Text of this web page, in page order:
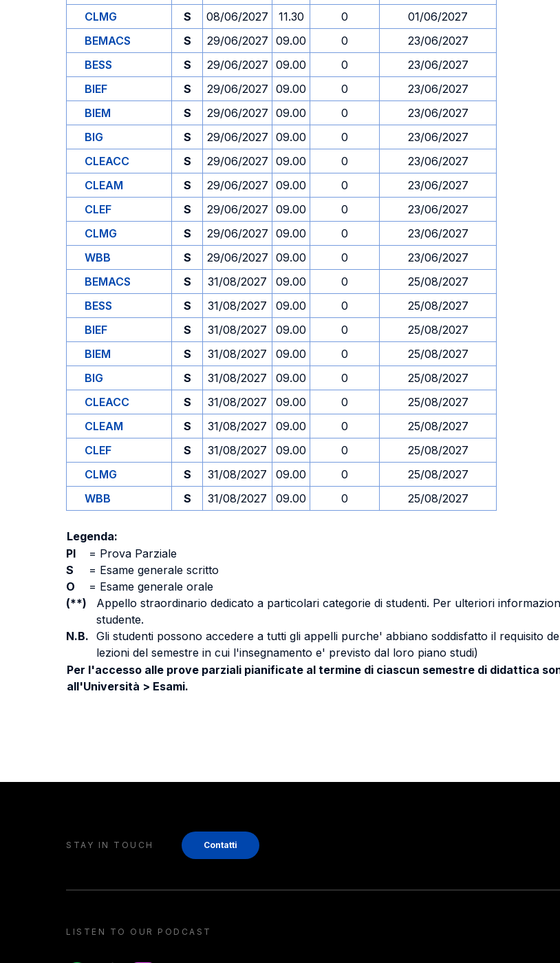
CLMG
S 08/06/2027 11.30 0
01/06/2027
BEMACS
S 29/06/2027 09.00 0
23/06/2027
BESS
S 29/06/2027 09.00 0
23/06/2027
BIEF
S 29/06/2027 09.00 0
23/06/2027
BIEM
S 29/06/2027 09.00 0
23/06/2027
BIG
S 29/06/2027 09.00 0
23/06/2027
CLEACC
S 29/06/2027 09.00 0
23/06/2027
CLEAM
S 29/06/2027 09.00 0
23/06/2027
CLEF
S 29/06/2027 09.00 0
23/06/2027
CLMG
S 29/06/2027 09.00 0
23/06/2027
WBB
S 29/06/2027 09.00 0
23/06/2027
BEMACS
S 31/08/2027 09.00 0
25/08/2027
BESS
S 31/08/2027 09.00 0
25/08/2027
BIEF
S 31/08/2027 09.00 0
25/08/2027
BIEM
S 31/08/2027 09.00 0
25/08/2027
BIG
S 31/08/2027 09.00 0
25/08/2027
CLEACC
S 31/08/2027 09.00 0
25/08/2027
CLEAM
S 31/08/2027 09.00 0
25/08/2027
CLEF
S 31/08/2027 09.00 0
25/08/2027
CLMG
S 31/08/2027 09.00 0
25/08/2027
WBB
S 31/08/2027 09.00 0 25/08/2027
Legenda:
PI
= Prova Parziale
S
= Esame generale scritto
O
= Esame generale orale
(**)
Appello straordinario dedicato a particolari categorie di studenti. Per ulteriori
studente.
N.B. Gli studenti possono accedere a tutti gli appelli purche' abbiano soddisfatto il requisito
lezioni del semestre in cui l'insegnamento e' previsto dal loro piano studi)
Per l'accesso alle prove parziali pianificate al termine di ciascun semestre di didattica
all'Università > Esami.
STAY IN TOUCH Contatti
LISTEN TO OUR PODCAST